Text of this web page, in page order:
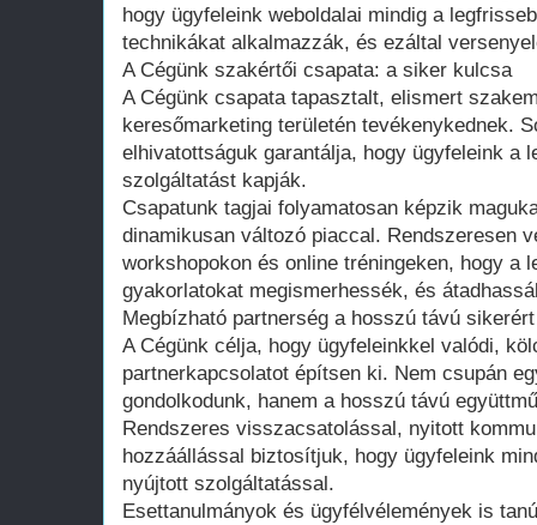
hogy ügyfeleink weboldalai mindig a
technikákat alkalmazzák, és ezáltal
A Cégünk szakértői csapata: a siker kulcsa
A Cégünk csapata tapasztalt, elismert
keresőmarketing területén tevékenykednek.
elhivatottságuk garantálja, hogy ügyfeleink a
szolgáltatást kapják.
Csapatunk tagjai folyamatosan képzik
dinamikusan változó piaccal. Rendszeresen
workshopokon és online tréningeken, hogy a
gyakorlatokat megismerhessék, és
Megbízható partnerség a hosszú távú sikerért
A Cégünk célja, hogy ügyfeleinkkel valódi,
partnerkapcsolatot építsen ki. Nem csupán
gondolkodunk, hanem a hosszú távú
Rendszeres visszacsatolással, nyitott
hozzáállással biztosítjuk, hogy ügyfeleink
nyújtott szolgáltatással.
Esettanulmányok és ügyfélvélemények is